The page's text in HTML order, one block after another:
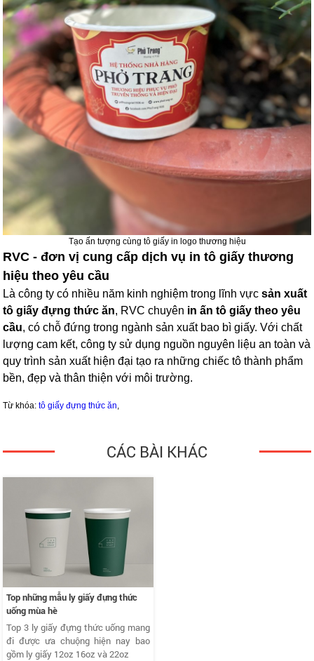
Tạo ấn tượng cùng tô giấy in logo thương hiệu
RVC - đơn vị cung cấp dịch vụ in tô giấy thương
hiệu theo yêu cầu
Là công ty có nhiều năm kinh nghiệm trong lĩnh vựcsản xuất
tô giấy đựng thức ăn, RVC chuyên in ấn tô giấy theo yêu
cầu, có chỗ đứng trong ngành sản xuất bao bì giấy. Với chất
lượng cam kết, công ty sử dụng nguồn nguyên liệu an toàn và
quy trình sản xuất hiện đại tạo ra những chiếc tô thành phẩm
bền, đẹp và thân thiện với môi trường.
Từ khóa:tô giấy đựng thức ăn,
CÁC BÀI KHÁC
Top những mẫu ly giấy đựng thức
uống mùa hè
Top 3 ly giấy đựng thức uống mang
đi được ưa chuộng hiện nay bao
gồm ly giấy 12oz 16oz và 22oz